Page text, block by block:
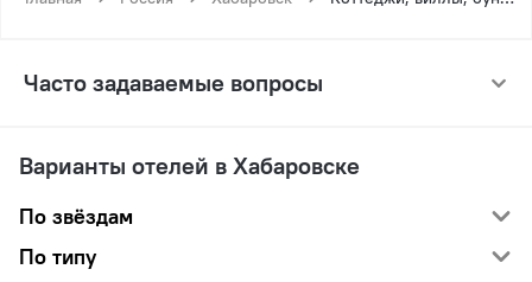
Часто задаваемые вопросы
Варианты отелей в Хабаровске
По звёздам
По типу